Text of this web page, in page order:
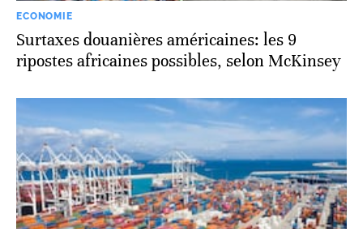
ECONOMIE
Surtaxes douanières américaines: les 9
ripostes africaines possibles, selon McKinsey